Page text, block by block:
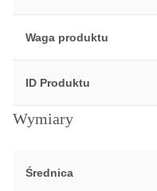
Waga produktu
ID Produktu
Wymiary
Średnica